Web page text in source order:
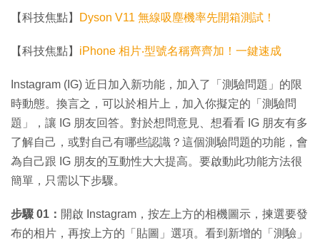
【科技焦點】 Dyson V11 無線吸塵機率先開箱測試！
【科技焦點】 iPhone 相片‧型號名稱齊齊加！一鍵速成
Instagram (IG) 近日加入新功能，加入了「測驗問題」的限
時動態。換言之，可以於相片上，加入你擬定的「測驗問
題」，讓 IG 朋友回答。對於想問意見、想看看 IG 朋友有多
了解自己，或對自己有哪些認識？這個測驗問題的功能，會
為自己跟 IG 朋友的互動性大大提高。要啟動此功能方法很
簡單，只需以下步驟。
步驟 01： 開啟 Instagram，按左上方的相機圖示，揀選要發
布的相片，再按上方的「貼圖」選項。看到新增的「測驗」